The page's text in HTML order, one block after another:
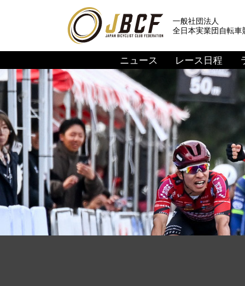
一般社団法人
全日本実業団自転車
ニュース レース日程